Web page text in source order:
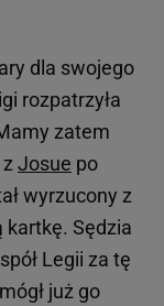
dla swojego
rozpatrzyła
zatem
Josue po
wyrzucony z
kartkę. Sędzia
Legii za tę
już go